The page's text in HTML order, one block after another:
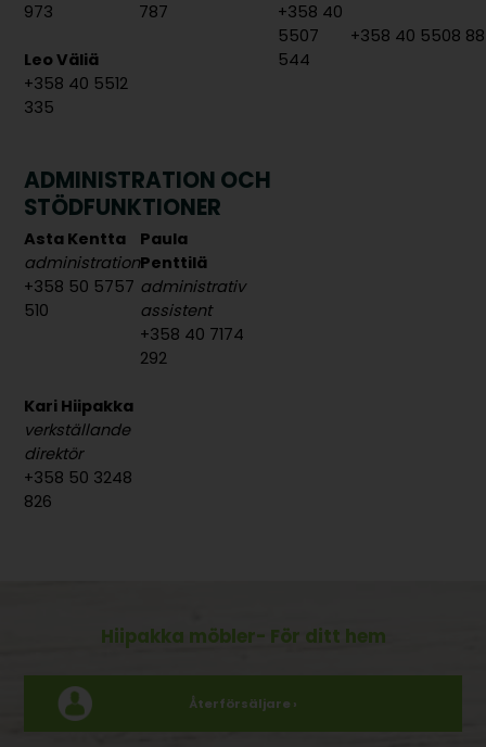
973
Leo Väliä
+358 40 5512
335
787
+358 40
5507
544
+358 40 5508
ADMINISTRATION OCH
STÖDFUNKTIONER
Asta Kentta
administration
+358 50 5757
510
Paula
Penttilä
administrativ
assistent
+358 40 7174
292
Kari Hiipakka
verkställande
direktör
+358 50 3248
826
Hiipakka möbler- För ditt hem
Återförsäljare ›